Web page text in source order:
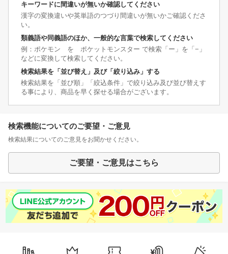
キーワードに間違いが無いか確認してください
漢字の変換違いや英単語のつづり間違いが無いかご確認くださ
い。
類義語や同義語のほか、一般的な言葉で検索してください
例：ポケモン を ポケットモンスター で検索「ー」を「−」
などに変換して検索してください。
検索結果を「並び替え」及び「絞り込み」する
検索結果を「並び順」「絞込条件」で絞り込み及び並び替えす
る事により、商品を早く探せる場合がございます。
検索機能についてのご要望・ご意見
検索結果についてのご意見をお聞かせください。
ご要望・ご意見はこちら